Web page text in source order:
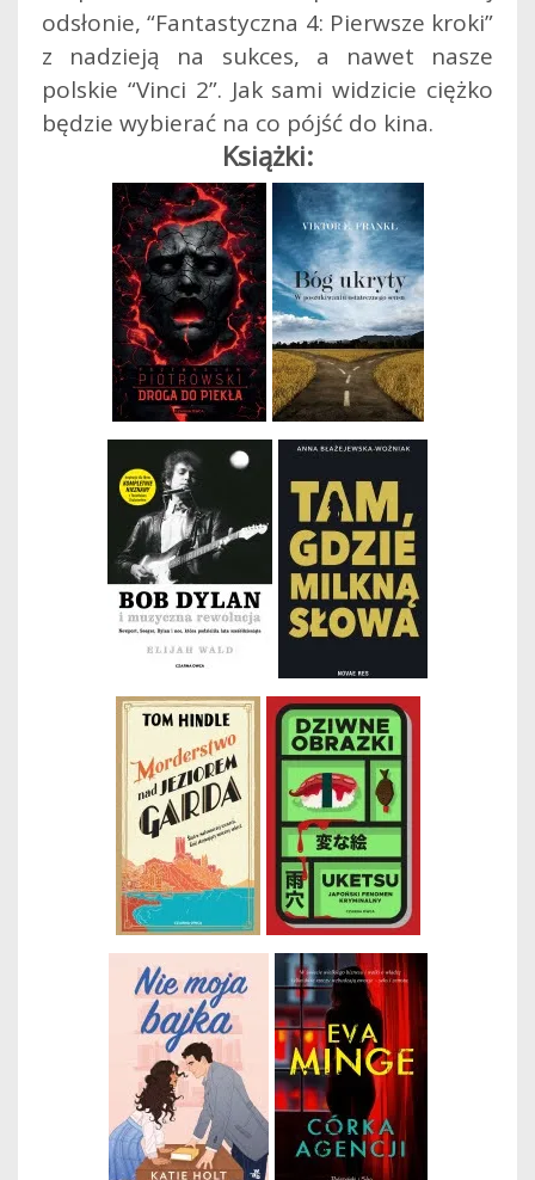
odsłonie, “Fantastyczna 4: Pierwsze kroki”
z nadzieją na sukces, a nawet nasze
polskie “Vinci 2”. Jak sami widzicie ciężko
będzie wybierać na co pójść do kina.
Książki: